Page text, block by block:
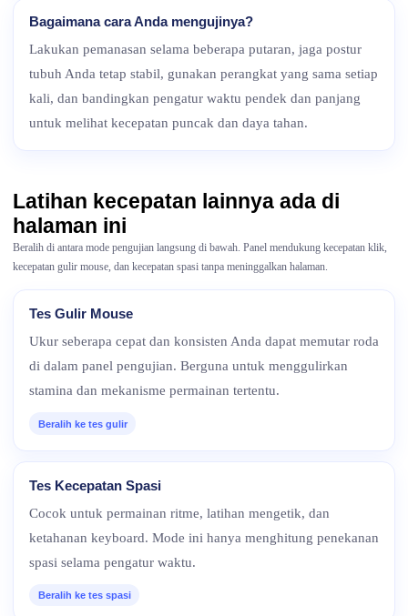
Bagaimana cara Anda mengujinya?
Lakukan pemanasan selama beberapa putaran, jaga postur
tubuh Anda tetap stabil, gunakan perangkat yang sama setiap
kali, dan bandingkan pengatur waktu pendek dan panjang
untuk melihat kecepatan puncak dan daya tahan.
Latihan kecepatan lainnya ada di
halaman ini
Beralih di antara mode pengujian langsung di bawah. Panel mendukung kecepatan klik,
kecepatan gulir mouse, dan kecepatan spasi tanpa meninggalkan halaman.
Tes Gulir Mouse
Ukur seberapa cepat dan konsisten Anda dapat memutar roda
di dalam panel pengujian. Berguna untuk menggulirkan
stamina dan mekanisme permainan tertentu.
Beralih ke tes gulir
Tes Kecepatan Spasi
Cocok untuk permainan ritme, latihan mengetik, dan
ketahanan keyboard. Mode ini hanya menghitung penekanan
spasi selama pengatur waktu.
Beralih ke tes spasi